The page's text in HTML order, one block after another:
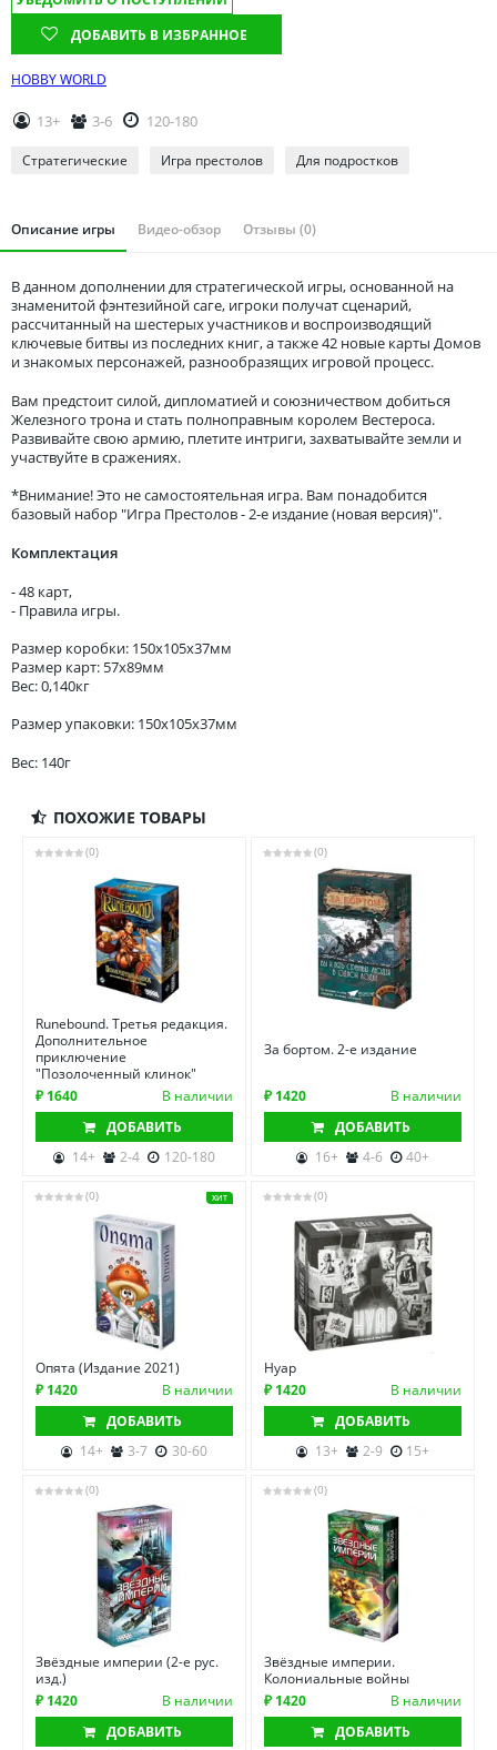
Томская область
Тюменская область
Удмуртия
ДОБАВИТЬ В ИЗБРАННОЕ
HOBBY WORLD
13+ 3-6 120-180
Стратегические Игра престолов Для подростков
Описание игры Видео-обзор Отзывы (0)
В данном дополнении для стратегической игры, основанной на
знаменитой фэнтезийной саге, игроки получат сценарий,
рассчитанный на шестерых участников и воспроизводящий
ключевые битвы из последних книг, а также 42 новые карты Домов
и знакомых персонажей, разнообразящих игровой процесс.
Вам предстоит силой, дипломатией и союзничеством добиться
Железного трона и стать полноправным королем Вестероса.
Развивайте свою армию, плетите интриги, захватывайте земли и
участвуйте в сражениях.
*Внимание! Это не самостоятельная игра. Вам понадобится
базовый набор "Игра Престолов - 2-е издание (новая версия)".
Комплектация
- 48 карт,
- Правила игры.
Размер коробки: 150х105x37мм
Размер карт: 57х89мм
Вес: 0,140кг
Размер упаковки: 150x105x37мм
Вес: 140г
ПОХОЖИЕ ТОВАРЫ
(0)
Runebound. Третья редакция.
Дополнительное
приключение
"Позолоченный клинок"
₽ 1640
В наличии
ДОБАВИТЬ
14+
2-4 120-180
(0)
За бортом. 2-е издание
₽ 1420
В наличии
ДОБАВИТЬ
16+
4-6 40+
(0) ХИТ
Опята (Издание 2021)
₽ 1420
В наличии
ДОБАВИТЬ
14+
3-7 30-60
(0)
Нуар
₽ 1420
В наличии
ДОБАВИТЬ
13+
2-9 15+
(0)
Звёздные империи (2-е рус.
изд.)
₽ 1420
В наличии
ДОБАВИТЬ
(0)
Звёздные империи.
Колониальные войны
₽ 1420
В наличии
ДОБАВИТЬ